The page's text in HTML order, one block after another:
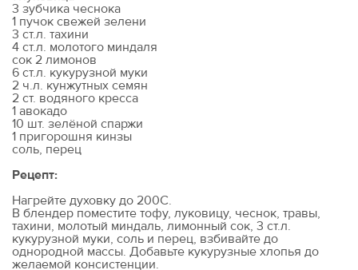
3 зубчика чеснока
1 пучок свежей зелени
3 ст.л. тахини
4 ст.л. молотого миндаля
сок 2 лимонов
6 ст.л. кукурузной муки
2 ч.л. кунжутных семян
2 ст. водяного кресса
1 авокадо
10 шт. зелёной спаржи
1 пригорошня кинзы
соль, перец
Рецепт:
Нагрейте духовку до 200С.
В блендер поместите тофу, луковицу, чеснок, травы,
тахини, молотый миндаль, лимонный сок, 3 ст.л.
кукурузной муки, соль и перец, взбивайте до
однородной массы. Добавьте кукурузные хлопья до
желаемой консистенции.